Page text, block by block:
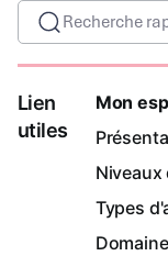
Recherche
Lien
utiles
Mon
Niveaux
Types